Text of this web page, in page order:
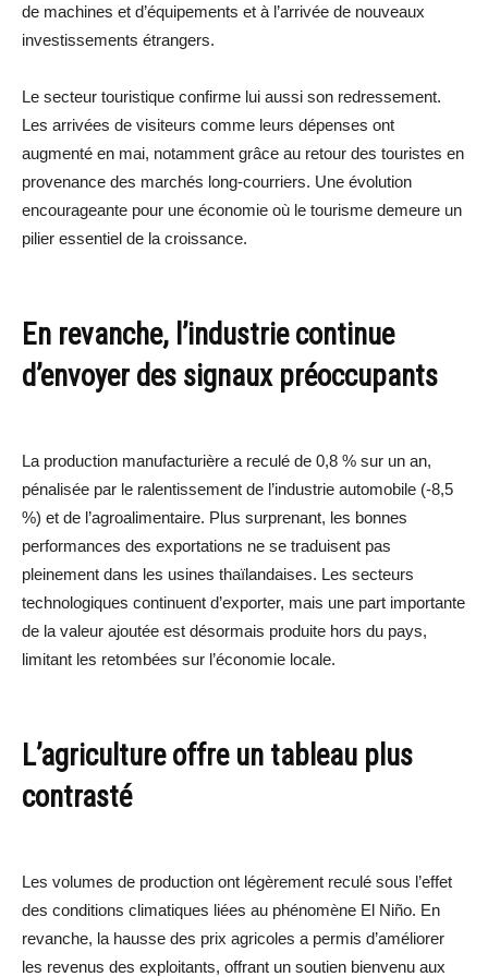
de machines et d’équipements et à l’arrivée de nouveaux
investissements étrangers.
Le secteur touristique confirme lui aussi son redressement.
Les arrivées de visiteurs comme leurs dépenses ont
augmenté en mai, notamment grâce au retour des touristes en
provenance des marchés long-courriers. Une évolution
encourageante pour une économie où le tourisme demeure un
pilier essentiel de la croissance.
En revanche, l’industrie continue
d’envoyer des signaux préoccupants
La production manufacturière a reculé de 0,8 % sur un an,
pénalisée par le ralentissement de l’industrie automobile (-8,5
%) et de l’agroalimentaire. Plus surprenant, les bonnes
performances des exportations ne se traduisent pas
pleinement dans les usines thaïlandaises. Les secteurs
technologiques continuent d’exporter, mais une part importante
de la valeur ajoutée est désormais produite hors du pays,
limitant les retombées sur l’économie locale.
L’agriculture offre un tableau plus
contrasté
Les volumes de production ont légèrement reculé sous l’effet
des conditions climatiques liées au phénomène El Niño. En
revanche, la hausse des prix agricoles a permis d’améliorer
les revenus des exploitants, offrant un soutien bienvenu aux